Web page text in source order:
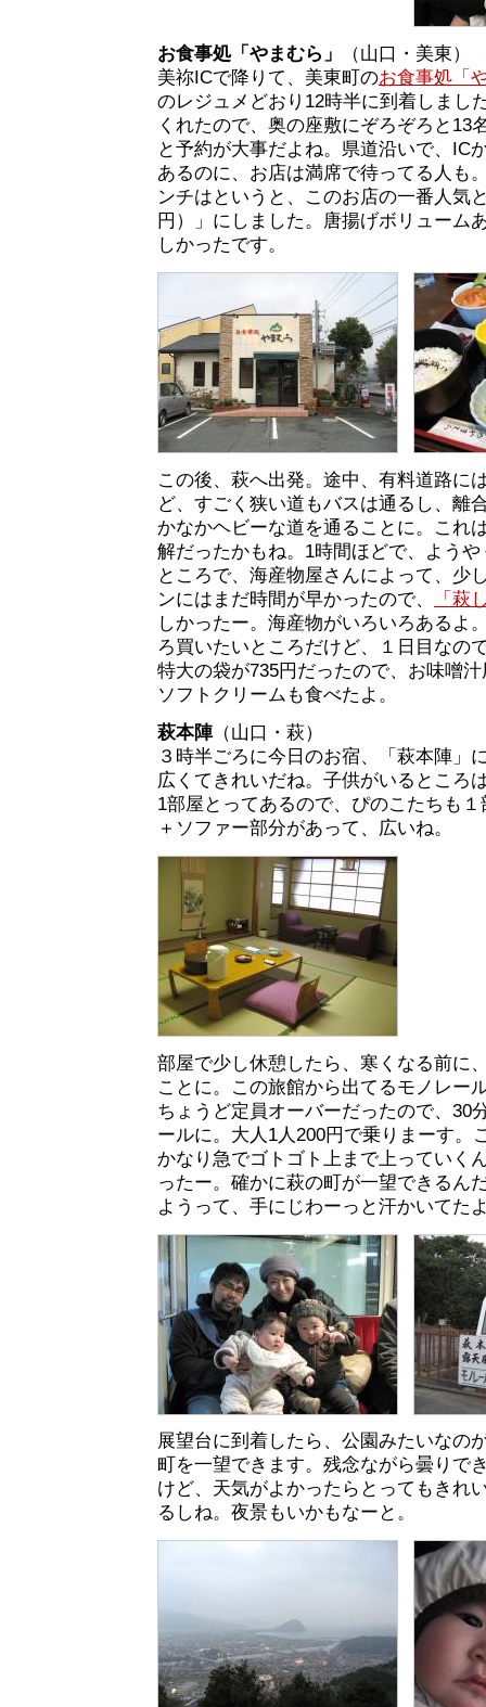
お食事処「やまむら」
（山口・美東）
美祢ICで降りて、美東町のお食事処「
のレジュメどおり12時半に到着しまし
くれたので、奥の座敷にぞろぞろと13
と予約が大事だよね。県道沿いで、IC
あるのに、お店は満席で待ってる人も
ンチはというと、このお店の一番人気
円）」にしました。唐揚げボリューム
しかったです。
この後、萩へ出発。途中、有料道路に
ど、すごく狭い道もバスは通るし、離
かなかヘビーな道を通ることに。これ
解だったかもね。1時間ほどで、よう
ところで、海産物屋さんによって、少
ンにはまだ時間が早かったので、
「萩
しかったー。海産物がいろいろあるよ
ろ買いたいところだけど、１日目なの
特大の袋が735円だったので、お味噌
ソフトクリームも食べたよ。
萩本陣（山口・萩）
３時半ごろに今日のお宿、「萩本陣」
広くてきれいだね。子供がいるところ
1部屋とってあるので、ぴのこたちも
＋ソファー部分があって、広いね。
部屋で少し休憩したら、寒くなる前に
ことに。この旅館から出てるモノレー
ちょうど定員オーバーだったので、30
ールに。大人1人200円で乗りまーす。
かなり急でゴトゴト上まで上っていく
ったー。確かに萩の町が一望できるん
ようって、手にじわーっと汗かいてた
展望台に到着したら、公園みたいなの
町を一望できます。残念ながら曇りで
けど、天気がよかったらとってもきれ
るしね。夜景もいかもなーと。